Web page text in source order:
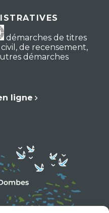
démarches de titres
de recensement,
démarches
ligne